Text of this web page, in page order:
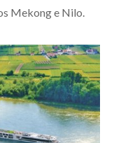
Mekong e Nilo.